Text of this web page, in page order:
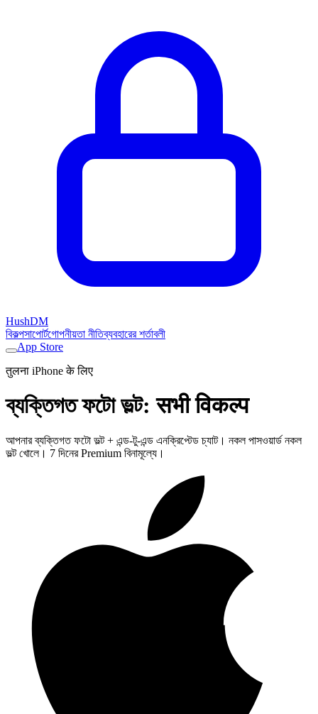
HushDM
বিকল্পসাপোর্টগোপনীয়তা নীতিব্যবহারের শর্তাবলী
App Store
तुलना iPhone के लिए
ব্যক্তিগত ফটো ভল্ট:सभी विकल्प
আপনার ব্যক্তিগত ফটো ভল্ট + এন্ড-টু-এন্ড এনক্রিপ্টেড চ্যাট। নকল পাসওয়ার্ড নকল
ভল্ট খোলে। 7 দিনের Premium বিনামূল্যে।